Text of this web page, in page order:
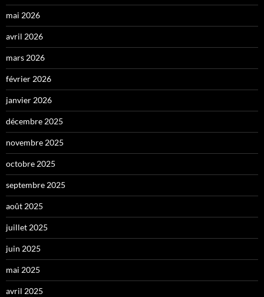
mai 2026
avril 2026
mars 2026
février 2026
janvier 2026
décembre 2025
novembre 2025
octobre 2025
septembre 2025
août 2025
juillet 2025
juin 2025
mai 2025
avril 2025